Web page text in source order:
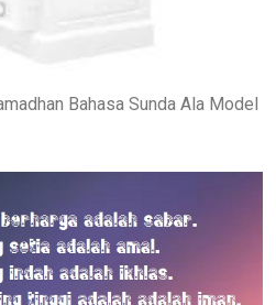
Bahasa Sunda Ala Model